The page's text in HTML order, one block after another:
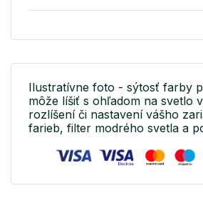
Ilustratívne foto - sýtosť farby
môže líšiť s ohľadom na svetlo
rozlíšení či nastavení vášho
farieb, filter modrého svetla a